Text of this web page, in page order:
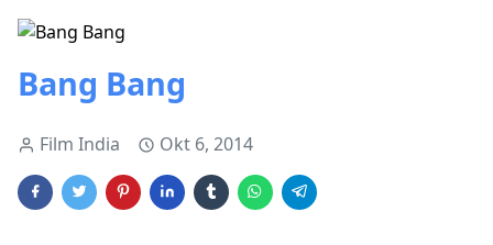
Bang Bang
Film India Okt 6, 2014